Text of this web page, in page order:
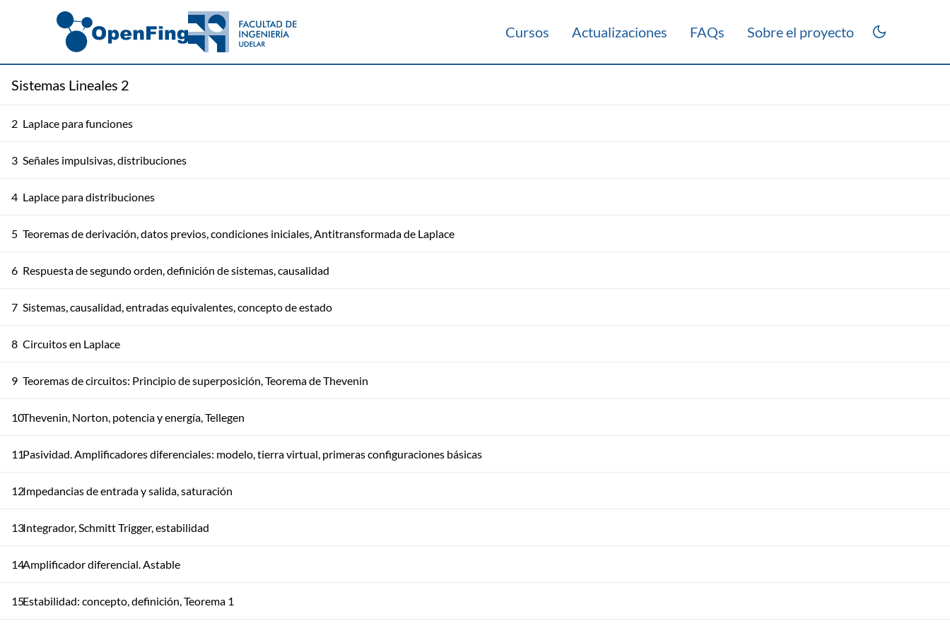
Cursos Actualizaciones FAQs Sobre el proyecto
Sistemas Lineales 2
2 Laplace para funciones
3 Señales impulsivas, distribuciones
4 Laplace para distribuciones
5 Teoremas de derivación, datos previos, condiciones iniciales, Antitransformada de Laplace
6 Respuesta de segundo orden, definición de sistemas, causalidad
7 Sistemas, causalidad, entradas equivalentes, concepto de estado
8 Circuitos en Laplace
9 Teoremas de circuitos: Principio de superposición, Teorema de Thevenin
10Thevenin, Norton, potencia y energía, Tellegen
11Pasividad. Amplificadores diferenciales: modelo, tierra virtual, primeras configuraciones básicas
12Impedancias de entrada y salida, saturación
13Integrador, Schmitt Trigger, estabilidad
14Amplificador diferencial. Astable
15Estabilidad: concepto, definición, Teorema 1